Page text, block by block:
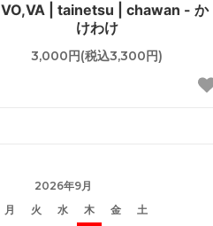
| tainetsu | chawan - か
けわけ
3,000円(税込3,300円)
2026年9月
月 火 水 木 金
土